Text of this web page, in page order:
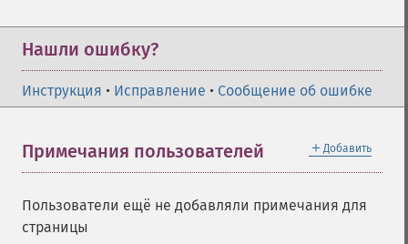
Нашли ошибку?
Инструкция • Исправление • Сообщение об ошибке
＋ Добавить
Примечания пользователей
Пользователи ещё не добавляли примечания для
страницы